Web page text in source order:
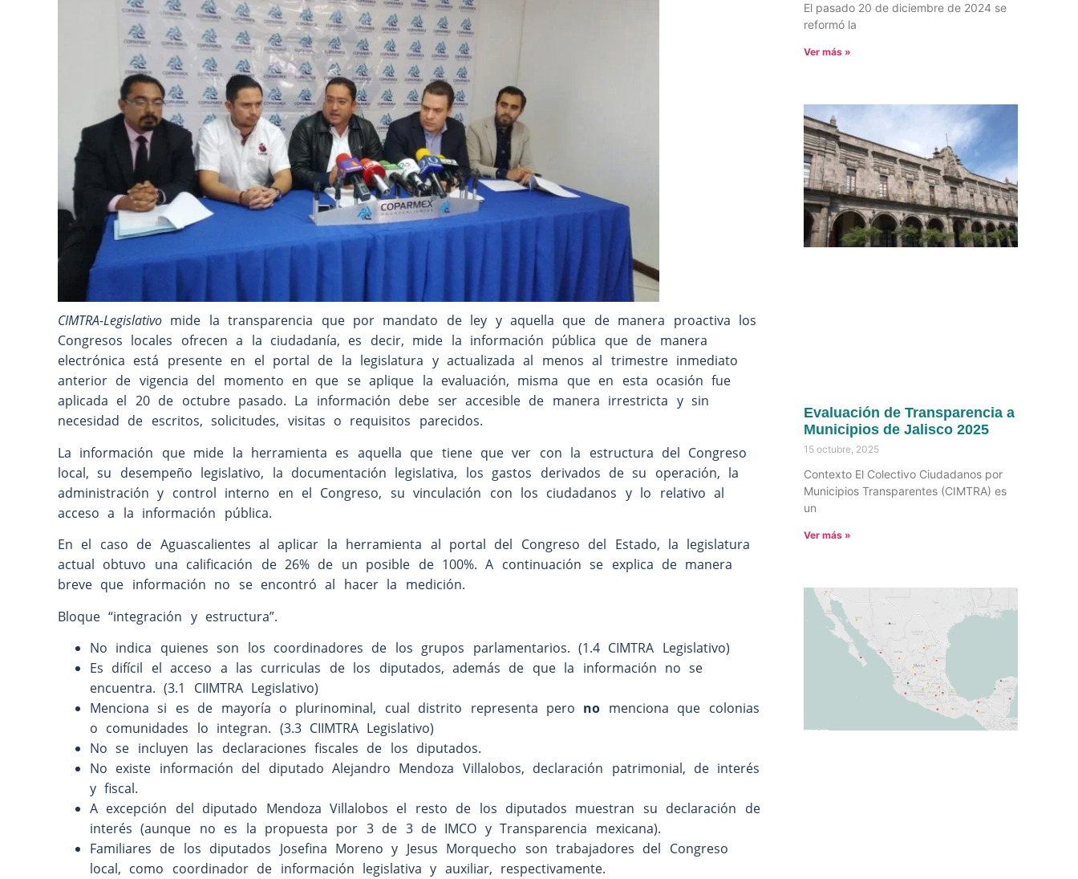
CIMTRA-Legislativo mide la transparencia que por mandato de ley y aquella que de manera proactiva los
Congresos locales ofrecen a la ciudadanía, es decir, mide la información pública que de manera
electrónica está presente en el portal de la legislatura y actualizada al menos al trimestre inmediato
anterior de vigencia del momento en que se aplique la evaluación, misma que en esta ocasión fue
aplicada el 20 de octubre pasado. La información debe ser accesible de manera irrestricta y sin
necesidad de escritos, solicitudes, visitas o requisitos parecidos.
La información que mide la herramienta es aquella que tiene que ver con la estructura del Congreso
local, su desempeño legislativo, la documentación legislativa, los gastos derivados de su operación, la
administración y control interno en el Congreso, su vinculación con los ciudadanos y lo relativo al
acceso a la información pública.
En el caso de Aguascalientes al aplicar la herramienta al portal del Congreso del Estado, la legislatura
actual obtuvo una calificación de 26% de un posible de 100%. A continuación se explica de manera
breve que información no se encontró al hacer la medición.
Bloque “integración y estructura”.
No indica quienes son los coordinadores de los grupos parlamentarios. (1.4 CIMTRA Legislativo)
Es difícil el acceso a las curriculas de los diputados, además de que la información no se
encuentra. (3.1 CIIMTRA Legislativo)
Menciona si es de mayoría o plurinominal, cual distrito representa pero no menciona que colonias
o comunidades lo integran. (3.3 CIIMTRA Legislativo)
No se incluyen las declaraciones fiscales de los diputados.
No existe información del diputado Alejandro Mendoza Villalobos, declaración patrimonial, de interés
y fiscal.
A excepción del diputado Mendoza Villalobos el resto de los diputados muestran su declaración de
interés (aunque no es la propuesta por 3 de 3 de IMCO y Transparencia mexicana).
Familiares de los diputados Josefina Moreno y Jesus Morquecho son trabajadores del Congreso
local, como coordinador de información legislativa y auxiliar, respectivamente.
El pasado 20 de diciembre de 2024 se
reformó la
Ver más »
Evaluación de Transparencia a
Municipios de Jalisco 2025
15 octubre, 2025
Contexto El Colectivo Ciudadanos por
Municipios Transparentes (CIMTRA) es
un
Ver más »